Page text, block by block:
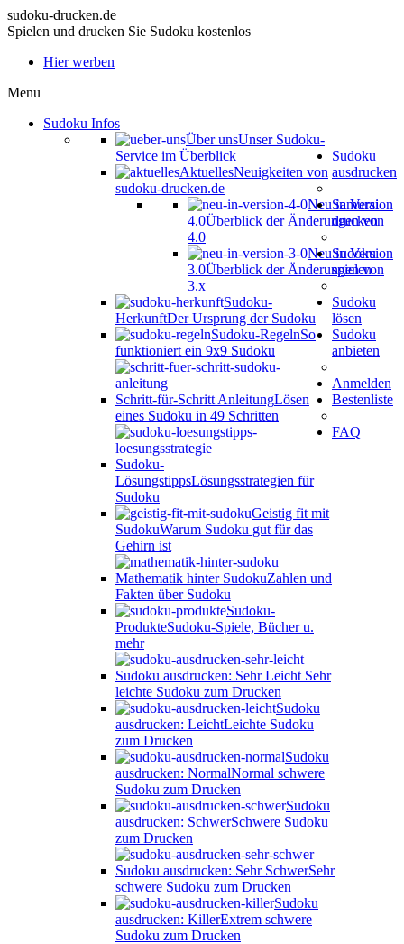
sudoku-drucken.de
Spielen und drucken Sie Sudoku kostenlos
Hier werben
Menu
Sudoku Infos
Über unsUnser Sudoku-
Service im Überblick
AktuellesNeuigkeiten von
sudoku-drucken.de
Neu in Version
4.0Überblick der Änderungen von
4.0
Neu in Version
3.0Überblick der Änderungen von
3.x
Sudoku-
HerkunftDer Ursprung der Sudoku
Sudoku-RegelnSo
funktioniert ein 9x9 Sudoku
Schritt-für-Schritt AnleitungLösen
eines Sudoku in 49 Schritten
Sudoku-
LösungstippsLösungsstrategien für
Sudoku
Geistig fit mit
SudokuWarum Sudoku gut für das
Gehirn ist
Mathematik hinter SudokuZahlen und
Fakten über Sudoku
Sudoku-
ProdukteSudoku-Spiele, Bücher u.
mehr
Sudoku
ausdrucken
Sudoku ausdrucken: Sehr Leicht Sehr
leichte Sudoku zum Drucken
Sudoku
ausdrucken: LeichtLeichte Sudoku
zum Drucken
Sudoku
ausdrucken: NormalNormal schwere
Sudoku zum Drucken
Sudoku
ausdrucken: SchwerSchwere Sudoku
zum Drucken
Sudoku ausdrucken: Sehr SchwerSehr
schwere Sudoku zum Drucken
Sudoku
ausdrucken: KillerExtrem schwere
Sudoku zum Drucken
Samurai
drucken
Sudoku
spielen
Sudoku
lösen
Sudoku
anbieten
Anmelden
Bestenliste
FAQ